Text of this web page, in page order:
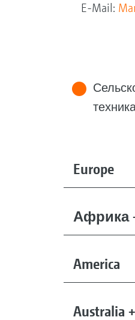
E-Mail:
Europe
Африка
America
Australia